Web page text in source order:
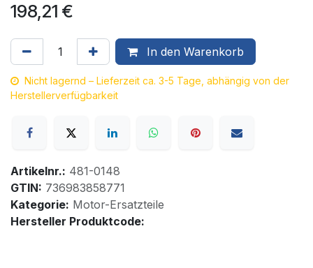
198,21 €
In den Warenkorb
Nicht lagernd – Lieferzeit ca. 3-5 Tage, abhängig von der
Herstellerverfügbarkeit
Artikelnr.: 481-0148
GTIN: 736983858771
Kategorie: Motor-Ersatzteile
Hersteller Produktcode: